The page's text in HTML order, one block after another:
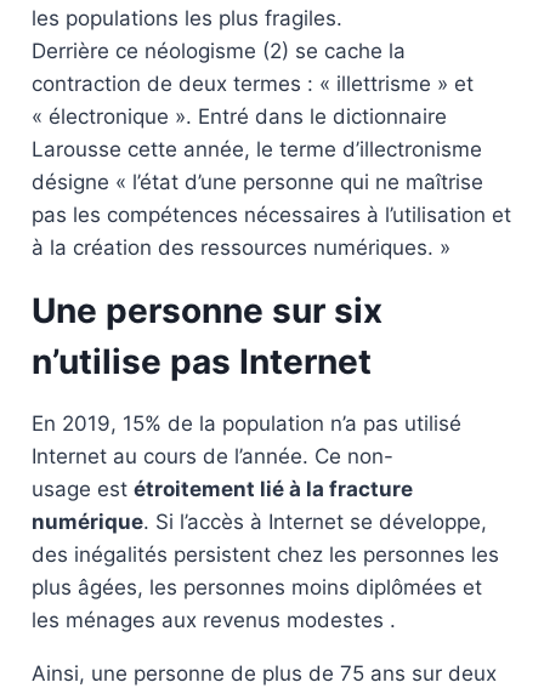
les populations les plus fragiles.
Derrière ce néologisme (2) se cache la
contraction de deux termes : « illettrisme » et
« électronique ». Entré dans le dictionnaire
Larousse cette année, le terme d’illectronisme
désigne « l’état d’une personne qui ne maîtrise
pas les compétences nécessaires à l’utilisation et
à la création des ressources numériques. »
Une personne sur six
n’utilise pas Internet
En 2019, 15% de la population n’a pas utilisé
Internet au cours de l’année. Ce non-
usage est étroitement lié à la fracture
numérique. Si l’accès à Internet se développe,
des inégalités persistent chez les personnes les
plus âgées, les personnes moins diplômées et
les ménages aux revenus modestes .
Ainsi, une personne de plus de 75 ans sur deux